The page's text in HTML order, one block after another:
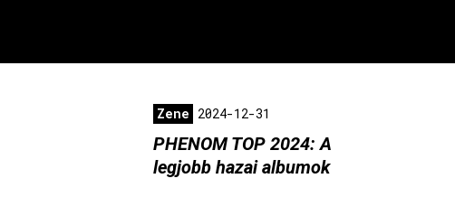
Zene 2024-12-31
PHENOM TOP 2024: A
legjobb hazai albumok